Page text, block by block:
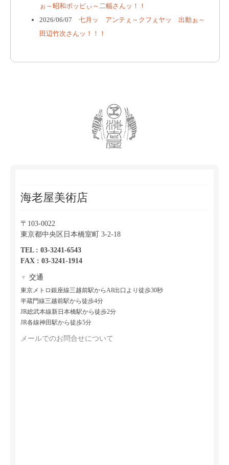
ぉ～昭和ポッピぃ～二幅さんッ！！
2026/06/07 七月ッ アンテぇ～クフぇヤッ 出動ぉ～
田辺竹次さんッ！！！
海老屋美術店
〒103-0022
東京都中央区日本橋室町 3-2-18
TEL : 03-3241-6543
FAX : 03-3241-1914
▼ 交通
東京メトロ銀座線三越前駅からA8出口より徒歩30秒
半蔵門線三越前駅から徒歩4分
JR総武本線新日本橋駅から徒歩2分
JR各線神田駅から徒歩5分
メールでのお問合せについて